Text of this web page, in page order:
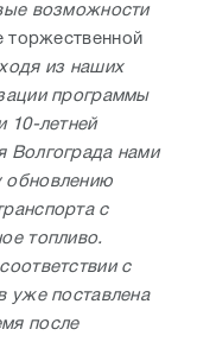
возможности
торжественной
из наших
программы
10-летней
Волгограда нами
обновлению
с
топливо.
с
уже поставлена
после